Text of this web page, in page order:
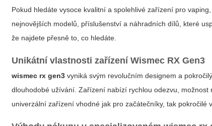
Pokud hledáte vysoce kvalitní a spolehlivé zařízení pro
nejnovějších modelů, příslušenství a náhradních dílů, které
že najdete přesně to, co hledáte.
Unikátní vlastnosti zařízení Wismec RX Gen3
wismec rx gen3 vyniká svým revolučním designem a
dlouhodobé užívání. Zařízení nabízí rychlou odezvu,
univerzální zařízení vhodné jak pro začátečníky, tak pokročilé